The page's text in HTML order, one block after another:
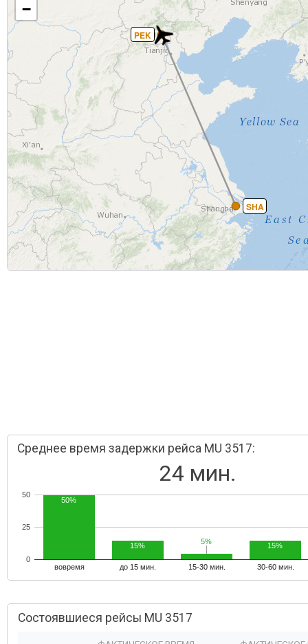
SHA
PEK
−
Среднее время задержки рейса MU 3517:
24 мин.
вовремя до 15 мин. 15-30 мин. 30-60 мин.
0
25
50
50%
15% 5%
5% 15%
Состоявшиеся рейсы MU 3517